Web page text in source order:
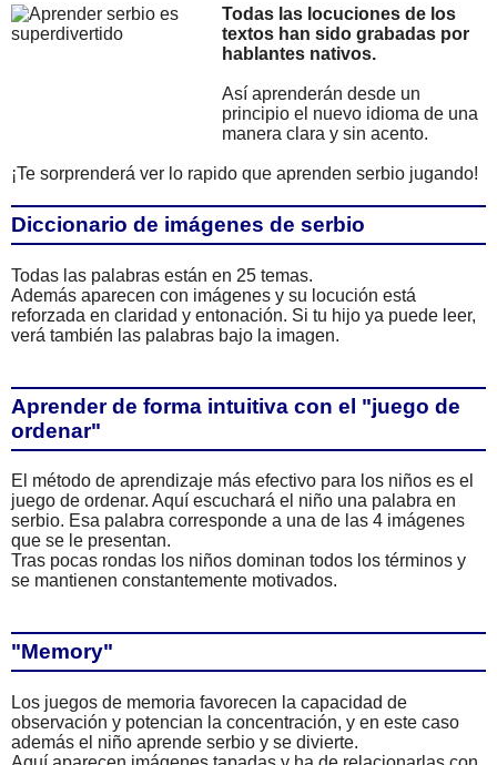
Todas las locuciones de los
textos han sido grabadas por
hablantes nativos.
Así aprenderán desde un
principio el nuevo idioma de una
manera clara y sin acento.
¡Te sorprenderá ver lo rapido que aprenden serbio jugando!
Diccionario de imágenes de serbio
Todas las palabras están en 25 temas.
Además aparecen con imágenes y su locución está
reforzada en claridad y entonación. Si tu hijo ya puede leer,
verá también las palabras bajo la imagen.
Aprender de forma intuitiva con el "juego de
ordenar"
El método de aprendizaje más efectivo para los niños es el
juego de ordenar. Aquí escuchará el niño una palabra en
serbio. Esa palabra corresponde a una de las 4 imágenes
que se le presentan.
Tras pocas rondas los niños dominan todos los términos y
se mantienen constantemente motivados.
"Memory"
Los juegos de memoria favorecen la capacidad de
observación y potencian la concentración, y en este caso
además el niño aprende serbio y se divierte.